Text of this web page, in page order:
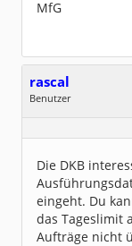
MfG
rascal
Benutzer
Beiträge:
417
Die DKB
eingeht. Du
das Tageslimit
Aufträge nicht